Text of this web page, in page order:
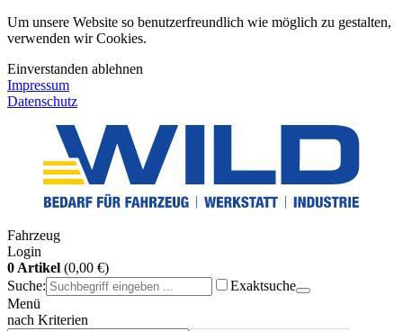
Um unsere Website so benutzerfreundlich wie möglich zu gestalten,
verwenden wir Cookies.
Einverstanden ablehnen
Impressum
Datenschutz
Fahrzeug
Login
0 Artikel (0,00 €)
Suche:
Exaktsuche
Menü
nach Kriterien